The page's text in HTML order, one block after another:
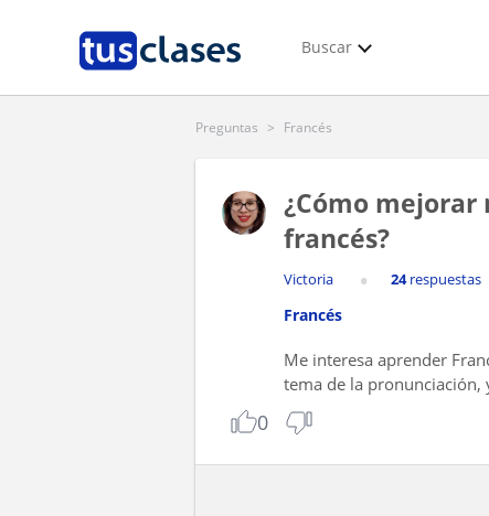
Buscar
Preguntas > Francés
¿Cómo
francés?
Victoria 24respuestas
Francés
Me interesa aprender
tema de la pronunciación,
0